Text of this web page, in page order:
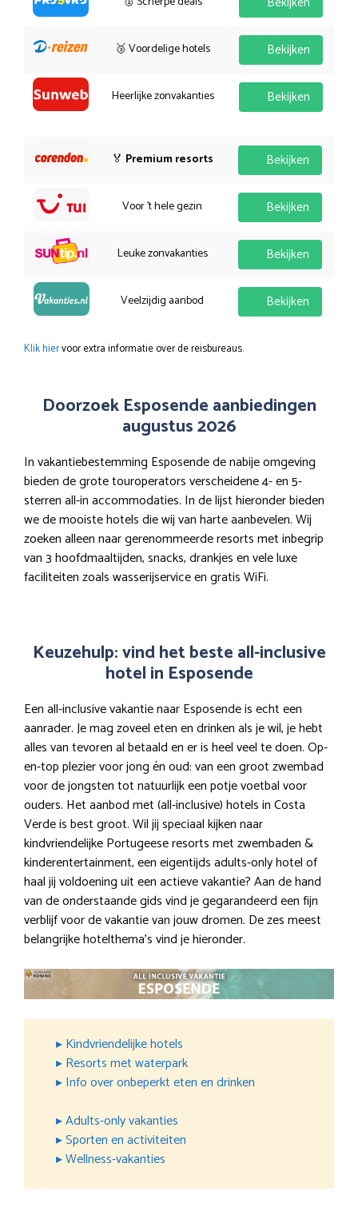
🥉 Voordelige hotels Bekijken
Heerlijke zonvakanties Bekijken
🏅 Premium resorts Bekijken
Voor 't hele gezin Bekijken
Leuke zonvakanties Bekijken
Veelzijdig aanbod Bekijken
Klik hiervoor extra informatie over de reisbureaus.
Doorzoek Esposende aanbiedingen
augustus 2026
In vakantiebestemming Esposende de nabije omgeving
bieden de grote touroperators verscheidene 4- en 5-
sterren all-in accommodaties. In de lijst hieronder bieden
we de mooiste hotels die wij van harte aanbevelen. Wij
zoeken alleen naar gerenommeerde resorts met inbegrip
van 3 hoofdmaaltijden, snacks, drankjes en vele luxe
faciliteiten zoals wasserijservice en gratis WiFi.
Keuzehulp: vind het beste all-inclusive
hotel in Esposende
Een all-inclusive vakantie naar Esposende is echt een
aanrader. Je mag zoveel eten en drinken als je wil, je hebt
alles van tevoren al betaald en er is heel veel te doen. Op-
en-top plezier voor jong én oud: van een groot zwembad
voor de jongsten tot natuurlijk een potje voetbal voor
ouders. Het aanbod met (all-inclusive) hotels in Costa
Verde is best groot. Wil jij speciaal kijken naar
kindvriendelijke Portugeese resorts met zwembaden &
kinderentertainment, een eigentijds adults-only hotel of
haal jij voldoening uit een actieve vakantie? Aan de hand
van de onderstaande gids vind je gegarandeerd een fijn
verblijf voor de vakantie van jouw dromen. De zes meest
belangrijke hotelthema’s vind je hieronder.
▸ Kindvriendelijke hotels
▸ Resorts met waterpark
▸ Info over onbeperkt eten en drinken
▸ Adults-only vakanties
▸ Sporten en activiteiten
▸ Wellness-vakanties